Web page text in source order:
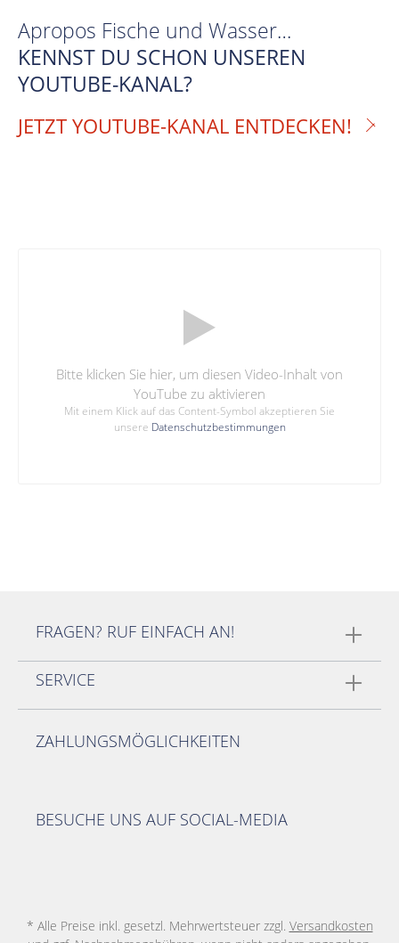
Apropos Fische und Wasser…
KENNST DU SCHON UNSEREN
YOUTUBE-KANAL?
JETZT YOUTUBE-KANAL ENTDECKEN!
Bitte klicken Sie hier, um diesen Video-Inhalt von
YouTube zu aktivieren
Mit einem Klick auf das Content-Symbol akzeptieren Sie
unsere Datenschutzbestimmungen
FRAGEN? RUF EINFACH AN!
SERVICE
ZAHLUNGSMÖGLICHKEITEN
BESUCHE UNS AUF SOCIAL-MEDIA
* Alle Preise inkl. gesetzl. Mehrwertsteuer zzgl. Versandkosten